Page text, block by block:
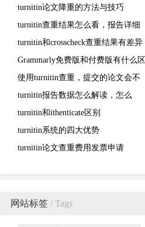
turnitin论文降重的方法与技巧
turnitin查重结果怎么看，报告详细
解读来了！
turnitin和crosscheck查重结果有差异
Grammarly免费版和付费版有什么区
别？
使用turnitin查重，提交的论文会不
会被泄露？
turnitin报告数据怎么解读，怎么
看？
turnitin和ithenticate区别
turnitin系统的四大优势
turnitin论文查重费用发票申请
网站标签 / Tags